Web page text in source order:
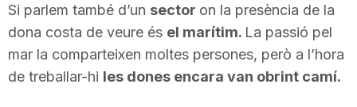
Si parlem també d’un sector on la presència de la
dona costa de veure és el marítim. La passió pel
mar la comparteixen moltes persones, però a l’hora
de treballar-hi les dones encara van obrint camí.